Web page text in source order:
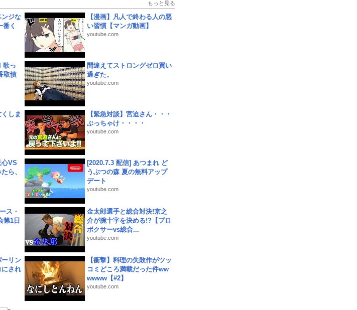
もっと見る
ンジな
く
【漫画】凡人で終わる人の悪
い習慣【マンガ動画】
youtube.com
歌っ
取慎
間違えてストロングゼロ買い
過ぎた。
youtube.com
くしま
【緊急対談】宮迫さん・・・
ぶっちゃけ・・・・
youtube.com
心VS
ら、
[2020.7.3 配信] あつまれ ど
うぶつの森 夏の無料アップ
デート
youtube.com
ス・
第1日
金太郎選手と総合対決!京之
介が腕十字を決める!?【プロ
ボクサーvs総合...
youtube.com
ーリン
にされ
【衝撃】料理の失敗作がツッ
コミどころ満載だった件ww
wwww【#2】
youtube.com